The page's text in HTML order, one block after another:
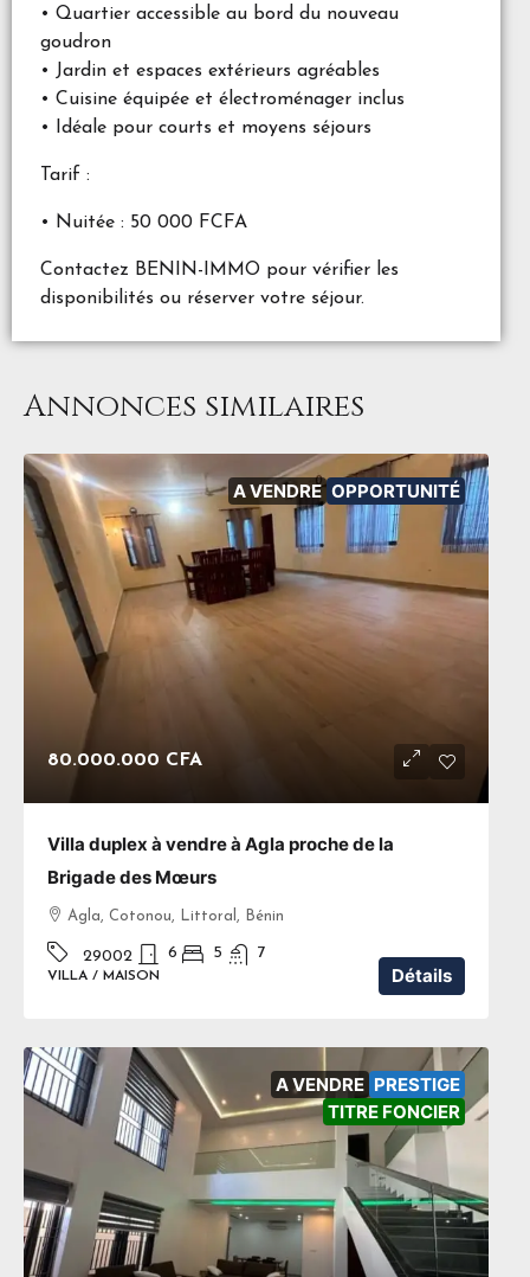
• Quartier accessible au bord du nouveau
goudron
• Jardin et espaces extérieurs agréables
• Cuisine équipée et électroménager inclus
• Idéale pour courts et moyens séjours
Tarif :
• Nuitée : 50 000 FCFA
Contactez BENIN-IMMO pour vérifier les
disponibilités ou réserver votre séjour.
Annonces similaires
A VENDRE OPPORTUNITÉ
80.000.000 CFA
Villa duplex à vendre à Agla proche de la
Brigade des Mœurs
Agla, Cotonou, Littoral, Bénin
29002 6 5 7
VILLA / MAISON Détails
A VENDRE PRESTIGE
TITRE FONCIER